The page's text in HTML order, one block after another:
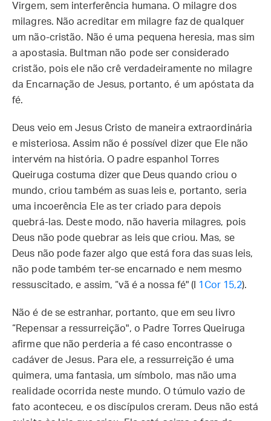
Virgem, sem interferência humana. O milagre dos
milagres. Não acreditar em milagre faz de qualquer
um não-cristão. Não é uma pequena heresia, mas sim
a apostasia. Bultman não pode ser considerado
cristão, pois ele não crê verdadeiramente no milagre
da Encarnação de Jesus, portanto, é um apóstata da
fé.
Deus veio em Jesus Cristo de maneira extraordinária
e misteriosa. Assim não é possível dizer que Ele não
intervém na história. O padre espanhol Torres
Queiruga costuma dizer que Deus quando criou o
mundo, criou também as suas leis e, portanto, seria
uma incoerência Ele as ter criado para depois
quebrá-las. Deste modo, não haveria milagres, pois
Deus não pode quebrar as leis que criou. Mas, se
Deus não pode fazer algo que está fora das suas leis,
não pode também ter-se encarnado e nem mesmo
ressuscitado, e assim, “vã é a nossa fé" (I 1Cor 15,2).
Não é de se estranhar, portanto, que em seu livro
“Repensar a ressurreição", o Padre Torres Queiruga
afirme que não perderia a fé caso encontrasse o
cadáver de Jesus. Para ele, a ressurreição é uma
quimera, uma fantasia, um símbolo, mas não uma
realidade ocorrida neste mundo. O túmulo vazio de
fato aconteceu, e os discípulos creram. Deus não está